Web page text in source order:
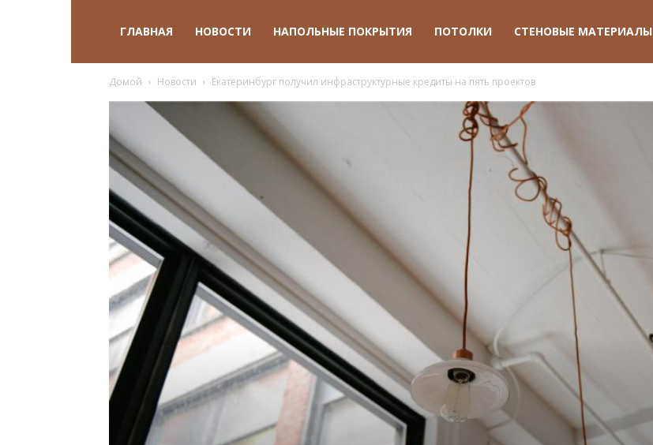
ГЛАВНАЯ НОВОСТИ НАПОЛЬНЫЕ ПОКРЫТИЯ ПОТОЛКИ СТЕНОВЫЕ МАТЕРИАЛЫ
Домой Новости Екатеринбург получил инфраструктурные кредиты на пять проектов